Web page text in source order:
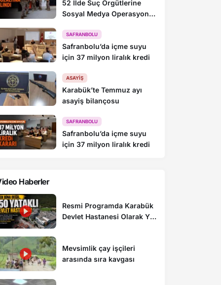
52 İlde Suç Örgütlerine
Sosyal Medya Operasyonu:
SAFRANBOLU
Safranbolu’da içme suyu
için 37 milyon liralık kredi
ASAYIŞ
Karabük’te Temmuz ayı
asayiş bilançosu
SAFRANBOLU
Safranbolu’da içme suyu
için 37 milyon liralık kredi
Haberler
Resmi Programda Karabük
Devlet Hastanesi Olarak Yer
Mevsimlik çay işçileri
arasında sıra kavgası